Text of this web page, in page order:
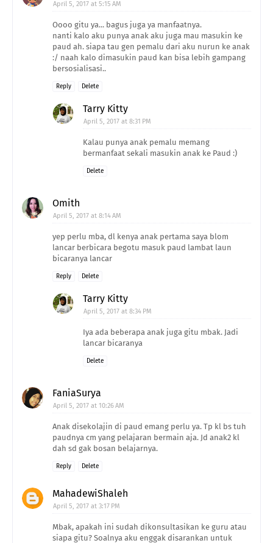
April 5, 2017 at 5:15 AM
Oooo gitu ya... bagus juga ya manfaatnya.
nanti kalo aku punya anak aku juga mau masukin ke
paud ah. siapa tau gen pemalu dari aku nurun ke anak
:/ naah kalo dimasukin paud kan bisa lebih gampang
bersosialisasi..
Reply Delete
Tarry Kitty
April 5, 2017 at 8:31 PM
Kalau punya anak pemalu memang
bermanfaat sekali masukin anak ke Paud :)
Delete
Omith
April 5, 2017 at 8:14 AM
yep perlu mba, dl kenya anak pertama saya blom
lancar berbicara begotu masuk paud lambat laun
bicaranya lancar
Reply Delete
Tarry Kitty
April 5, 2017 at 8:34 PM
Iya ada beberapa anak juga gitu mbak. Jadi
lancar bicaranya
Delete
FaniaSurya
April 5, 2017 at 10:26 AM
Anak disekolajin di paud emang perlu ya. Tp kl bs tuh
paudnya cm yang pelajaran bermain aja. Jd anak2 kl
dah sd gak bosan belajarnya.
Reply Delete
MahadewiShaleh
April 5, 2017 at 3:17 PM
Mbak, apakah ini sudah dikonsultasikan ke guru atau
siapa gitu? Soalnya aku enggak disarankan untuk